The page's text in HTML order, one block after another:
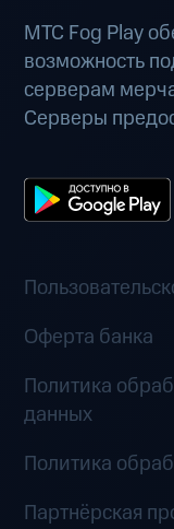
МТС Fog Play
возможность
серверам
Серверы
Оферта банка
Политика
данных
Политика
Партнёрская